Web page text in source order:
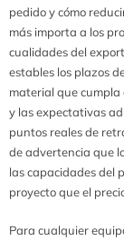
pedido y cómo
más importa a los
cualidades del
estables los plazos
material que cumpla
y las expectativas
puntos reales de
de advertencia que
las capacidades del
proyecto que el
Para cualquier